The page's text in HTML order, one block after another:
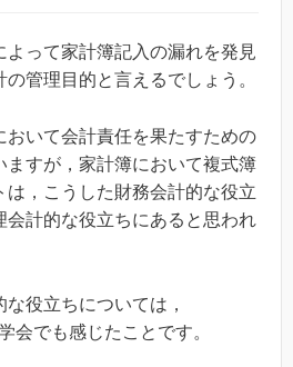
よって家計簿記入の漏れを発見
管理目的と言えるでしょう。
おいて会計責任を果たすための
ますが，家計簿において複式簿
は，こうした財務会計的な役立
会計的な役立ちにあると思われ
役立ちについては，
会でも感じたことです。